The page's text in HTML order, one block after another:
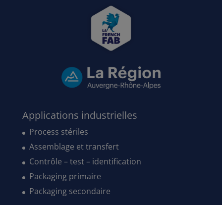
Applications industrielles
Process stériles
Assemblage et transfert
Contrôle – test – identification
Packaging primaire
Packaging secondaire